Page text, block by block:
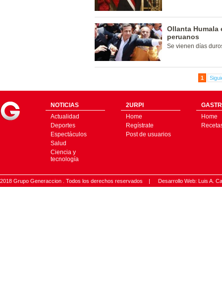
Ollanta Humala
peruanos
Se vienen días
1
NOTICIAS
Actualidad
Deportes
Espectáculos
Salud
Ciencia y
tecnología
2URPI
Home
Regístrate
Post de usuarios
Home
2018 Grupo Generaccion . Todos los derechos reservados | Desarrollo Web: Luis